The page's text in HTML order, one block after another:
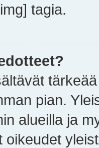
tagia.
pian.
alueilla ja
oikeudet